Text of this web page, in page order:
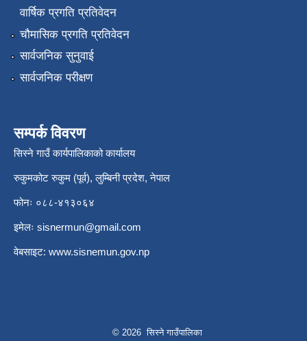
वार्षिक प्रगति प्रतिवेदन
चौमासिक प्रगति प्रतिवेदन
सार्वजनिक सुनुवाई
सार्वजनिक परीक्षण
सम्पर्क विवरण
सिस्ने गाउँ कार्यपालिकाको कार्यालय
रुकुमकोट रुकुम (पूर्व), लुम्बिनी प्रदेश, नेपाल
फोनः ०८८-४१३०६४
इमेलः sisnermun@gmail.com
वेबसाइट: www.sisnemun.gov.np
© 2026 सिस्ने गाउँपालिका